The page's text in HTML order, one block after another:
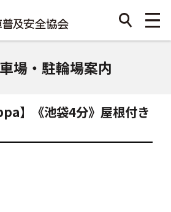
場・駐輪場案内
】《池袋4分》屋根付き